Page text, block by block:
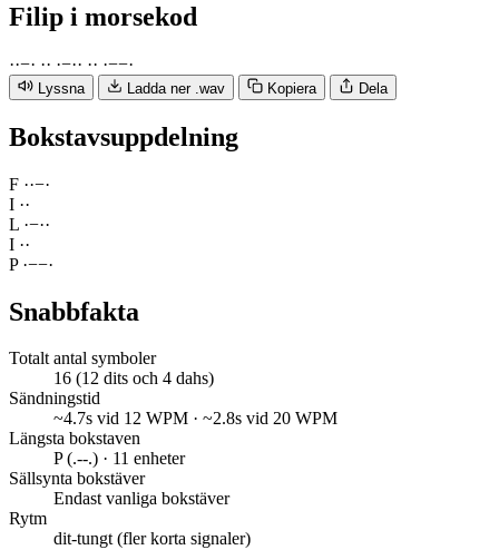
Filip i morsekod
··−· ·· ·−·· ·· ·−−·
Lyssna Ladda ner .wav Kopiera Dela
Bokstavsuppdelning
F ··−·
I ··
L ·−··
I ··
P ·−−·
Snabbfakta
Totalt antal symboler
16 (12 dits och 4 dahs)
Sändningstid
~4.7s vid 12 WPM · ~2.8s vid 20 WPM
Längsta bokstaven
P (.--.) · 11 enheter
Sällsynta bokstäver
Endast vanliga bokstäver
Rytm
dit-tungt (fler korta signaler)